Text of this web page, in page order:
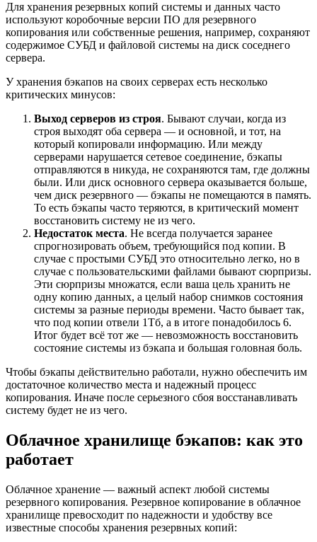
Для хранения резервных копий системы и данных часто
используют коробочные версии ПО для резервного
копирования или собственные решения, например, сохраняют
содержимое СУБД и файловой системы на диск соседнего
сервера.
У хранения бэкапов на своих серверах есть несколько
критических минусов:
Выход серверов из строя. Бывают случаи, когда из
строя выходят оба сервера — и основной, и тот, на
который копировали информацию. Или между
серверами нарушается сетевое соединение, бэкапы
отправляются в никуда, не сохраняются там, где должны
были. Или диск основного сервера оказывается больше,
чем диск резервного — бэкапы не помещаются в память.
То есть бэкапы часто теряются, в критический момент
восстановить систему не из чего.
Недостаток места. Не всегда получается заранее
спрогнозировать объем, требующийся под копии. В
случае с простыми СУБД это относительно легко, но в
случае с пользовательскими файлами бывают сюрпризы.
Эти сюрпризы множатся, если ваша цель хранить не
одну копию данных, а целый набор снимков состояния
системы за разные периоды времени. Часто бывает так,
что под копии отвели 1Тб, а в итоге понадобилось 6.
Итог будет всё тот же — невозможность восстановить
состояние системы из бэкапа и большая головная боль.
Чтобы бэкапы действительно работали, нужно обеспечить им
достаточное количество места и надежный процесс
копирования. Иначе после серьезного сбоя восстанавливать
систему будет не из чего.
Облачное хранилище бэкапов: как это
работает
Облачное хранение — важный аспект любой системы
резервного копирования. Резервное копирование в облачное
хранилище превосходит по надежности и удобству все
известные способы хранения резервных копий: